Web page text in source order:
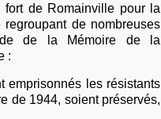
de Romainville pour la
de nombreuses
de la Mémoire de la
:
emprisonnés les résistants
de 1944, soient préservés,